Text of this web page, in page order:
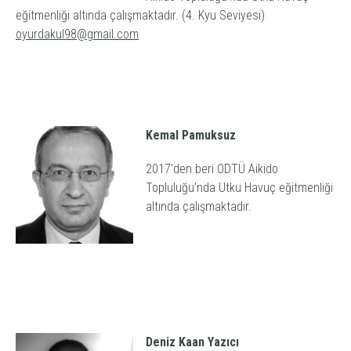
eğitmenliği altında çalışmaktadır. (4. Kyu Seviyesi)
oyurdakul98@gmail.com
Kemal Pamuksuz
2017’den beri ODTÜ Aikido
Topluluğu’nda Utku Havuç eğitmenliği
altında çalışmaktadır.
Deniz Kaan Yazıcı